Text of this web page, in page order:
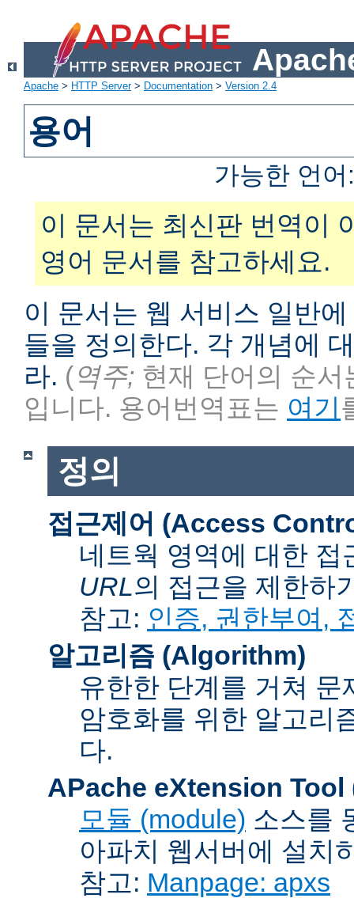
Apache > HTTP Server> Documentation > Version 2.4
용어
가능한 언
이 문서는 최신판 번역이
영어 문서를 참고하세요.
이 문서는 웹 서비스 일반
들을 정의한다. 각 개념에
라. (역주; 현재 단어의 순
입니다. 용어번역표는 여기
정의
접근제어 (Access
네트웍 영역에 대한
URL의 접근을 제한하
참고: 인증, 권한부여,
알고리즘 (Algorithm)
유한한 단계를 거쳐
암호화를 위한 알고리
다.
APache eXtension Tool
모듈 (module) 소스를
아파치 웹서버에 설치
참고: Manpage: apxs